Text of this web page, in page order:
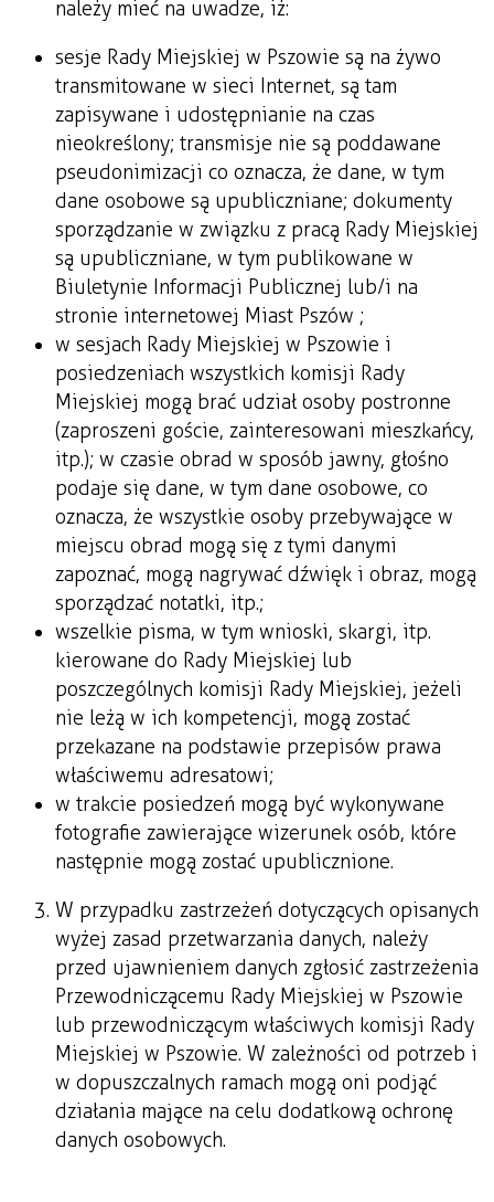
należy mieć na uwadze, iż:
sesje Rady Miejskiej w Pszowie są na żywo
transmitowane w sieci Internet, są tam
zapisywane i udostępnianie na czas
nieokreślony; transmisje nie są poddawane
pseudonimizacji co oznacza, że dane, w tym
dane osobowe są upubliczniane; dokumenty
sporządzanie w związku z pracą Rady Miejskiej
są upubliczniane, w tym publikowane w
Biuletynie Informacji Publicznej lub/i na
stronie internetowej Miast Pszów ;
w sesjach Rady Miejskiej w Pszowie i
posiedzeniach wszystkich komisji Rady
Miejskiej mogą brać udział osoby postronne
(zaproszeni goście, zainteresowani mieszkańcy,
itp.); w czasie obrad w sposób jawny, głośno
podaje się dane, w tym dane osobowe, co
oznacza, że wszystkie osoby przebywające w
miejscu obrad mogą się z tymi danymi
zapoznać, mogą nagrywać dźwięk i obraz, mogą
sporządzać notatki, itp.;
wszelkie pisma, w tym wnioski, skargi, itp.
kierowane do Rady Miejskiej lub
poszczególnych komisji Rady Miejskiej, jeżeli
nie leżą w ich kompetencji, mogą zostać
przekazane na podstawie przepisów prawa
właściwemu adresatowi;
w trakcie posiedzeń mogą być wykonywane
fotografie zawierające wizerunek osób, które
następnie mogą zostać upublicznione.
W przypadku zastrzeżeń dotyczących opisanych
wyżej zasad przetwarzania danych, należy
przed ujawnieniem danych zgłosić zastrzeżenia
Przewodniczącemu Rady Miejskiej w Pszowie
lub przewodniczącym właściwych komisji Rady
Miejskiej w Pszowie. W zależności od potrzeb i
w dopuszczalnych ramach mogą oni podjąć
działania mające na celu dodatkową ochronę
danych osobowych.